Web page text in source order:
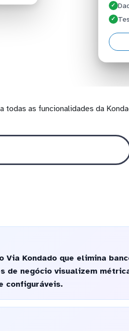
✓
✓
todas as funcionalidades da
Via Kondado que elimina
de negócio visualizem
configuráveis.